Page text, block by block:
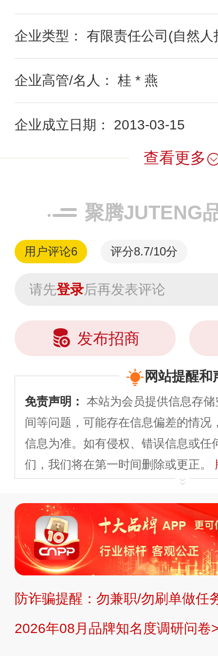
企业类型： 有限责任公司(自然人
企业高管/名人： 桂 * 燕
企业成立日期： 2013-03-15
查看更多
聚腾JUTENG
用户评论6 评分8.7/10分
请先登录后再发表评论
发布招商
网站提醒和
免责声明： 本站为会员提供信息存
间等问题，可能存在信息偏差的情况
信息为准。如有侵权、错误信息或任
们，我们将在第一时间删除或更正。
平台自有内容（文字
标、LOGO 等）知识产权归本站所
复制、转载、商用。本站不生产产
不代理、不招商、不提供中介服务。
持投资购买的观点或意见，页面信息
提交说明： 快速提交发布>> 提交品
防诈骗提醒：勿兼职/勿刷单做任
2026年08月品牌知名度调研问卷